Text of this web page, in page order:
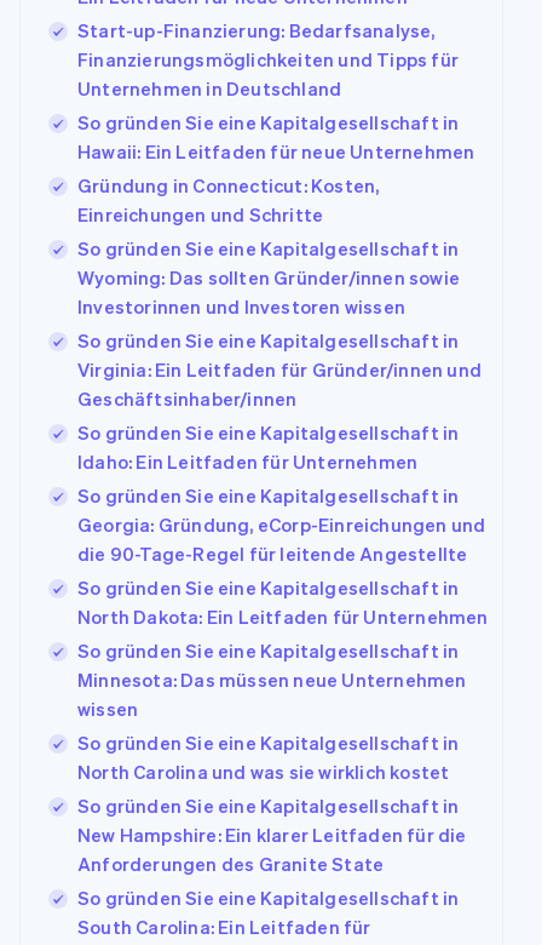
Start-up-Finanzierung: Bedarfsanalyse,
Finanzierungsmöglichkeiten und Tipps für
Unternehmen in Deutschland
So gründen Sie eine Kapitalgesellschaft in
Hawaii: Ein Leitfaden für neue Unternehmen
Gründung in Connecticut: Kosten,
Einreichungen und Schritte
So gründen Sie eine Kapitalgesellschaft in
Wyoming: Das sollten Gründer/innen sowie
Investorinnen und Investoren wissen
So gründen Sie eine Kapitalgesellschaft in
Virginia: Ein Leitfaden für Gründer/innen und
Geschäftsinhaber/innen
So gründen Sie eine Kapitalgesellschaft in
Idaho: Ein Leitfaden für Unternehmen
So gründen Sie eine Kapitalgesellschaft in
Georgia: Gründung, eCorp-Einreichungen und
die 90-Tage-Regel für leitende Angestellte
So gründen Sie eine Kapitalgesellschaft in
North Dakota: Ein Leitfaden für Unternehmen
So gründen Sie eine Kapitalgesellschaft in
Minnesota: Das müssen neue Unternehmen
wissen
So gründen Sie eine Kapitalgesellschaft in
North Carolina und was sie wirklich kostet
So gründen Sie eine Kapitalgesellschaft in
New Hampshire: Ein klarer Leitfaden für die
Anforderungen des Granite State
So gründen Sie eine Kapitalgesellschaft in
South Carolina: Ein Leitfaden für